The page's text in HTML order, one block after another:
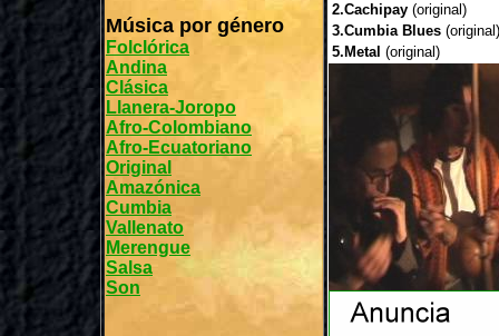
Música por género
Folclórica
Andina
Clásica
Llanera-Joropo
Afro-Colombiano
Afro-Ecuatoriano
Original
Amazónica
Cumbia
Vallenato
Merengue
Salsa
Son
2.Cachipay (original)
3.Cumbia Blues (original)
5.Metal (original)